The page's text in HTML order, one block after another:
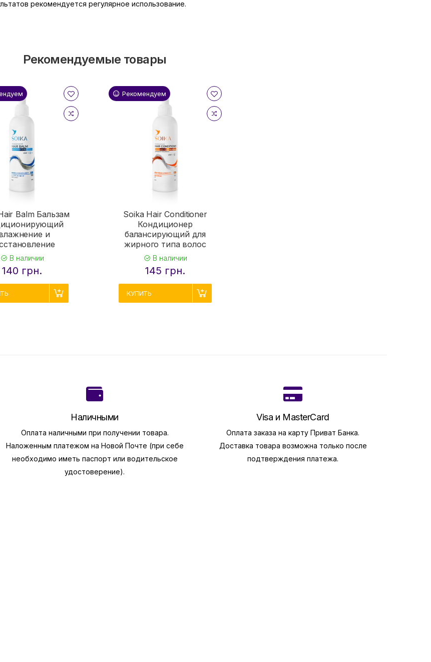
рекомендуется регулярное использование.
Рекомендуемые товары
Balm Бальзам
и
В наличии
140 грн.
Рекомендуем
Soika Hair Conditioner
Кондиционер
балансирующий для
жирного типа волос
В наличии
145 грн.
КУПИТЬ
Наличными
Оплата наличными при получении товара.
Наложенным платежом на Новой Почте (при себе
необходимо иметь паспорт или водительское
удостоверение).
Visa и MasterCard
Оплата заказа на карту Приват Банка.
Доставка товара возможна только после
подтверждения платежа.